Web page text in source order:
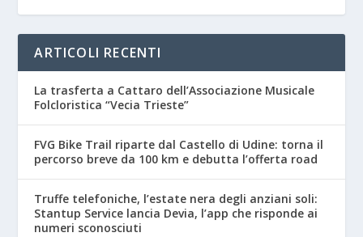
ARTICOLI RECENTI
La trasferta a Cattaro dell’Associazione Musicale
Folcloristica “Vecia Trieste”
FVG Bike Trail riparte dal Castello di Udine: torna il
percorso breve da 100 km e debutta l’offerta road
Truffe telefoniche, l’estate nera degli anziani soli:
Stantup Service lancia Devia, l’app che risponde ai
numeri sconosciuti